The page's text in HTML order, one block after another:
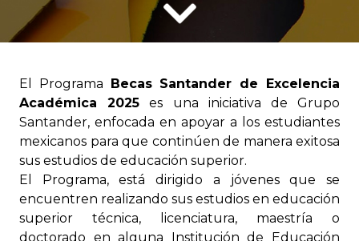
El Programa
Becas Santander de Excelencia
Académica 2025 es una iniciativa de Grupo
Santander, enfocada en apoyar a los estudiantes
mexicanos para que continúen de manera exitosa
sus estudios de educación superior.
El Programa, está dirigido a jóvenes que se
encuentren realizando sus estudios en educación
superior técnica, licenciatura, maestría o
doctorado en alguna Institución de Educación